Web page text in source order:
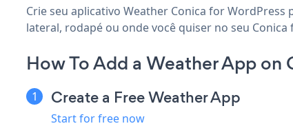
Crie seu aplicativo Weather Conica for
lateral, rodapé ou onde você quiser no seu Conica
How To Add a Weather App on
Create a Free Weather App
Start for free now